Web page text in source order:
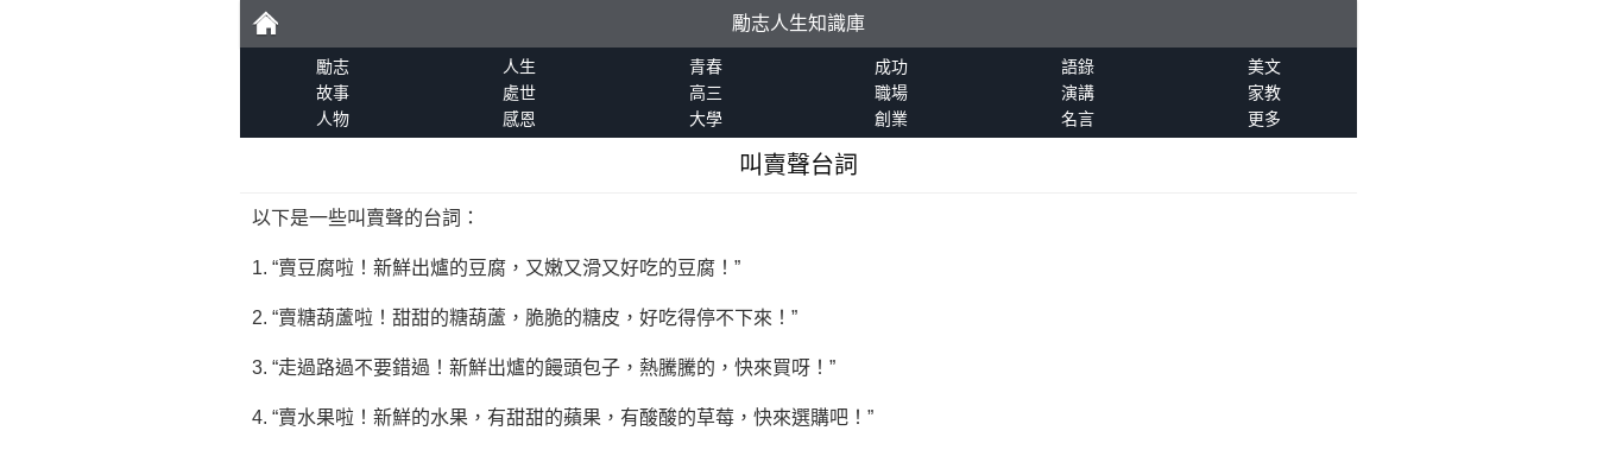
勵
勵志人生知識庫
勵志 人生 青春 成功 語錄
美文
故事
處世 高三 職場 演講
家教
人物
感恩 大學 創業 名言 更多
叫賣聲台詞
以下是一些叫賣聲的台詞：
1. “賣豆腐啦！新鮮出爐的豆腐，又嫩又滑又好吃的豆腐！”
2. “賣糖葫蘆啦！甜甜的糖葫蘆，脆脆的糖皮，好吃得停不下來！”
3. “走過路過不要錯過！新鮮出爐的饅頭包子，熱騰騰的，快來買呀！”
4. “賣水果啦！新鮮的水果，有甜甜的蘋果，有酸酸的草莓，快來選購吧！”